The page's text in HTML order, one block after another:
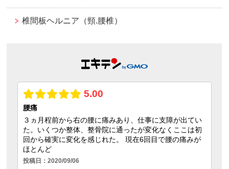
椎間板ヘルニア（頸.腰椎）